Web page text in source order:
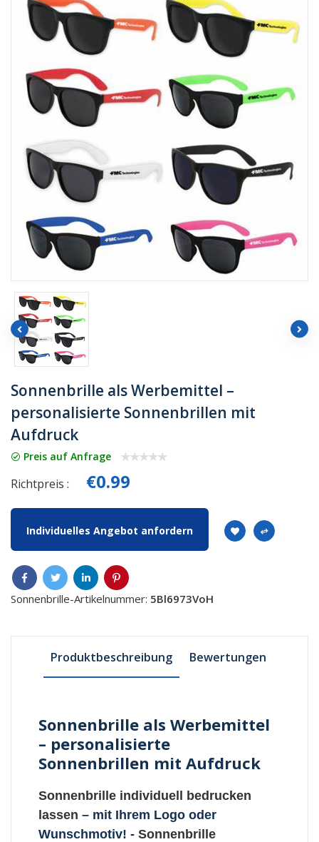
Sonnenbrille als Werbemittel –
personalisierte Sonnenbrillen mit
Aufdruck
Preis auf Anfrage
Richtpreis : €0.99
Individuelles Angebot anfordern
Sonnenbrille-Artikelnummer: 5Bl6973VoH
Produktbeschreibung Bewertungen
Sonnenbrille als Werbemittel
– personalisierte
Sonnenbrillen mit Aufdruck
Sonnenbrille individuell bedrucken
lassen – mit Ihrem Logo oder
Wunschmotiv! -Sonnenbrille